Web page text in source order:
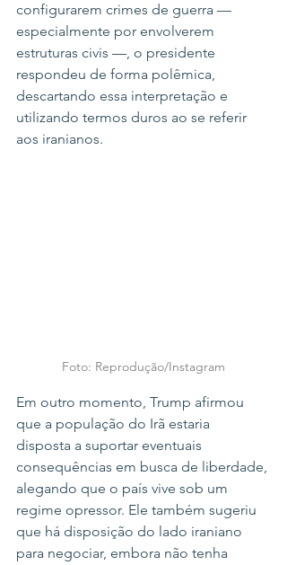
configurarem crimes de guerra —
especialmente por envolverem
estruturas civis —, o presidente
respondeu de forma polêmica,
descartando essa interpretação e
utilizando termos duros ao se referir
aos iranianos.
Foto: Reprodução/Instagram
Em outro momento, Trump afirmou
que a população do Irã estaria
disposta a suportar eventuais
consequências em busca de liberdade,
alegando que o país vive sob um
regime opressor. Ele também sugeriu
que há disposição do lado iraniano
para negociar, embora não tenha